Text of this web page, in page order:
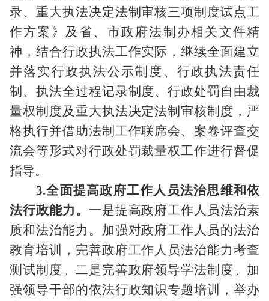
录、重大执法决定法制审核三项制度试点工
作方案》及省、市政府法制办相关文件精
神，结合行政执法工作实际，继续全面建立
并落实行政执法公示制度、行政执法责任
制、执法全过程记录制度、行政处罚自由裁
量权制度及重大执法决定法制审核制度，严
格执行并借助法制工作联席会、案卷评查交
流会等形式对行政处罚裁量权工作进行督促
指导。
3.全面提高政府工作人员法治思维和依
法行政能力。 一是提高政府工作人员法治素
质和法治能力。加强对政府工作人员的法治
教育培训，完善政府工作人员法治能力考查
测试制度。二是完善政府领导学法制度。加
强领导干部的依法行政知识专题培训，举办